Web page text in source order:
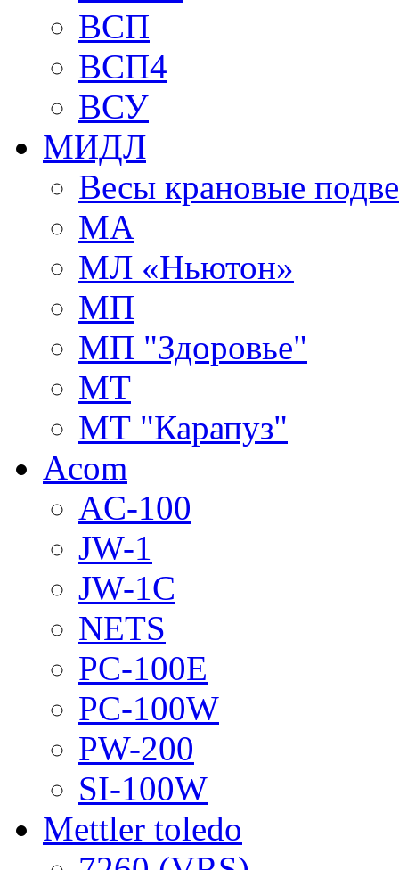
ВСП
ВСП4
ВСУ
МИДЛ
Весы крановые
МА
МЛ «Ньютон»
МП
МП "Здоровье"
МТ
МТ "Карапуз"
Acom
AC-100
JW-1
JW-1C
NETS
PC-100E
PC-100W
PW-200
SI-100W
Mettler toledo